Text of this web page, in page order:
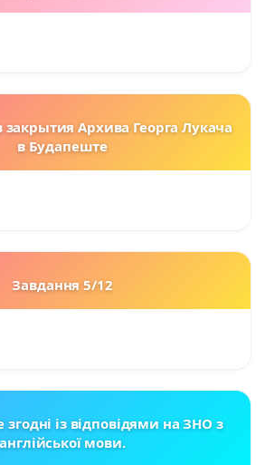
закрытия Архива Георга Лукача
в Будапеште
Завдання 5/12
згодні із відповідями на ЗНО з
англійської мови.